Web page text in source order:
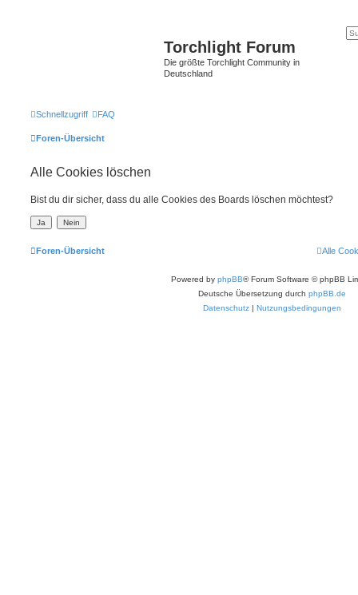
Torchlight Forum
Die größte Torchlight Community in
Deutschland
Schnellzugriff FAQ
Foren-Übersicht
Alle Cookies löschen
Bist du dir sicher, dass du alle Cookies des Boards löschen möchtest?
Foren-Übersicht Alle
Powered by phpBB® Forum Software © phpBB
Deutsche Übersetzung durch phpBB.de
Datenschutz | Nutzungsbedingungen